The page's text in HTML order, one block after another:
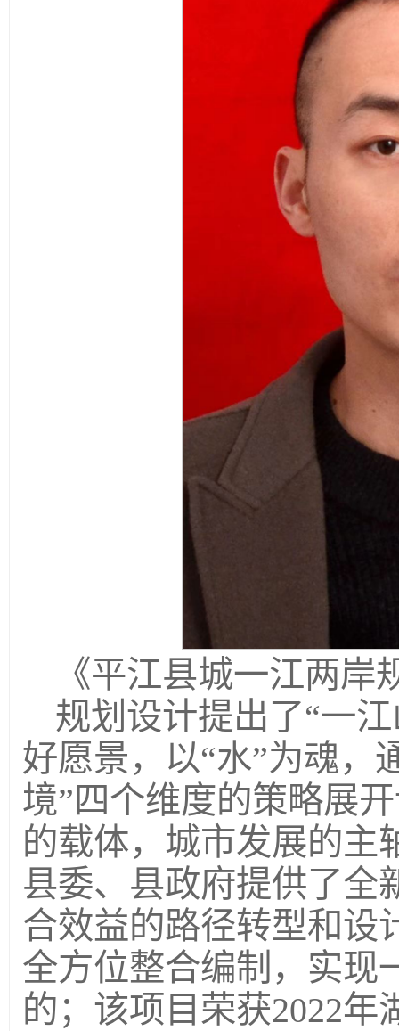
《平江县城一江两岸
规划设计提出了“一
好愿景，以“水”为魂，
境”四个维度的策略展
的载体，城市发展的主
县委、县政府提供了全
合效益的路径转型和设
全方位整合编制，实现
的；该项目荣获2022